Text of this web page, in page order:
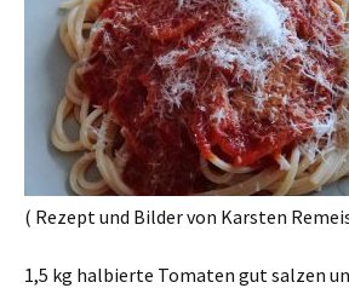
( Rezept und Bilder von Karsten
1,5 kg halbierte Tomaten gut salzen